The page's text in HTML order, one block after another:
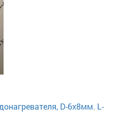
D-6х8мм. L-